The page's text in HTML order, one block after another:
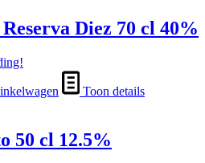
Diez 70 cl 40%
Toon details
50 cl 12.5%